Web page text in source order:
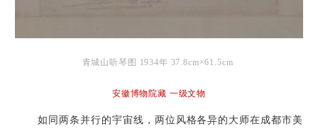
青城山听琴图 1934年 37.8cm×61.5cm
安徽博物院藏 一级文物
如同两条并行的宇宙线，两位风格各异的大师在成都市美